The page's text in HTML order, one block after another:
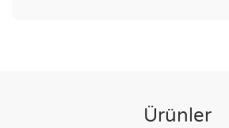
Ürünler